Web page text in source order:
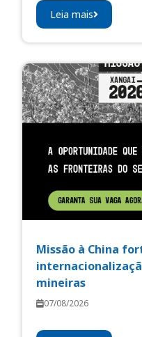
Leia mais
Missão à China
mineiras
07/08/2026